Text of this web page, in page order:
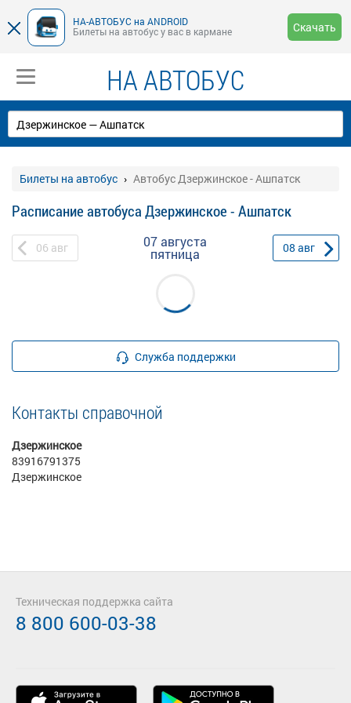
НА-АВТОБУС на ANDROID
Билеты на автобус у вас в кармане
Скачать
НА АВТОБУС
Билеты на автобус Автобус Дзержинское - Ашпатск
Расписание автобуса Дзержинское - Ашпатск
06 авг 07 августа
пятница 08 авг
Служба поддержки
Контакты справочной
Дзержинское
83916791375
Дзержинское
Техническая поддержка сайта
8 800 600-03-38